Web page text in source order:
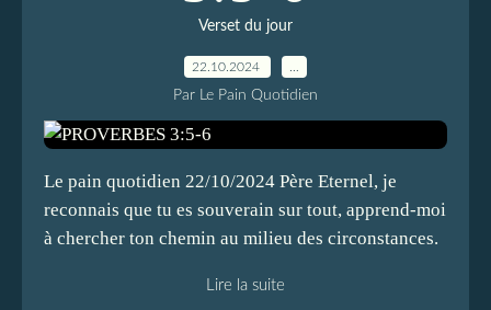
Verset du jour
22.10.2024
Par Le Pain Quotidien
Le pain quotidien 22/10/2024 Père Eternel, je
reconnais que tu es souverain sur tout, apprend-moi
à chercher ton chemin au milieu des circonstances.
Lire la suite